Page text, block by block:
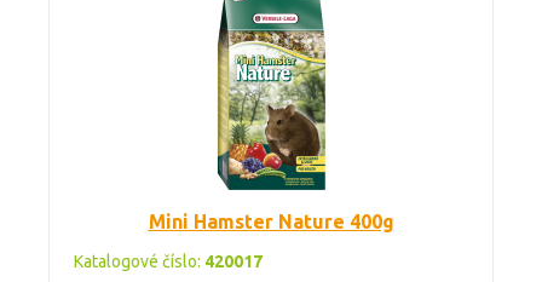
Mini Hamster Nature 400g
Katalogové číslo: 420017